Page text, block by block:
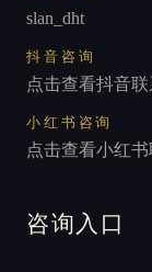
slan_dht
抖音咨询
点击查看抖音
小红书咨询
点击查看小红
咨询入口